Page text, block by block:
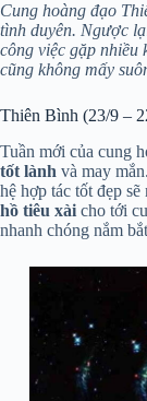
Cung hoàng đạo
tình duyên. Ngược
công việc gặp nhiều
cũng không mấy
Thiên Bình (23/9 –
Tuần mới của cung
tốt lành và may
hệ hợp tác tốt đẹp
hồ tiêu xài cho tới
nhanh chóng nắm